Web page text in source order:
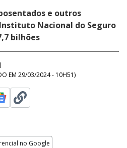
e outros
Nacional do Seguro
bilhões
EM 29/03/2024 - 10H51)
no Google